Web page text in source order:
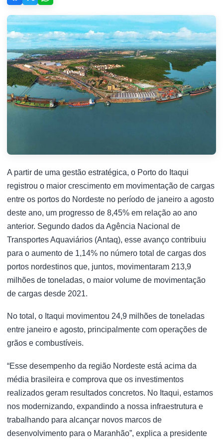
A partir de uma gestão estratégica, o Porto do Itaqui
registrou o maior crescimento em movimentação de cargas
entre os portos do Nordeste no período de janeiro a agosto
deste ano, um progresso de 8,45% em relação ao ano
anterior. Segundo dados da Agência Nacional de
Transportes Aquaviários (Antaq), esse avanço contribuiu
para o aumento de 1,14% no número total de cargas dos
portos nordestinos que, juntos, movimentaram 213,9
milhões de toneladas, o maior volume de movimentação
de cargas desde 2021.
No total, o Itaqui movimentou 24,9 milhões de toneladas
entre janeiro e agosto, principalmente com operações de
grãos e combustíveis.
“Esse desempenho da região Nordeste está acima da
média brasileira e comprova que os investimentos
realizados geram resultados concretos. No Itaqui, estamos
nos modernizando, expandindo a nossa infraestrutura e
trabalhando para alcançar novos marcos de
desenvolvimento para o Maranhão”, explica a presidente